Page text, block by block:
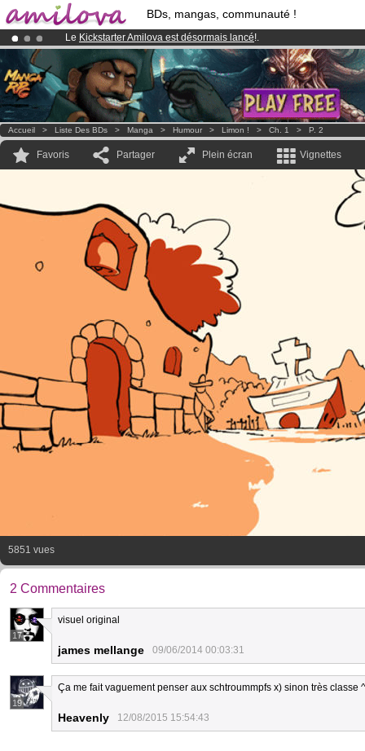
BDs, mangas, communauté !
Le Kickstarter Amilova est désormais lancé!.
Déjà 100000membreset 1000BDs & Mangas!
Abonnement premium: à partir de
3.95 eurospar mois !Clique ici
Accueil > Liste Des BDs > Manga > Humour > Limon ! > Ch. 1 > P. 2
Favoris Partager Plein écran Vignettes
5851 vues
2 Commentaires
17
visuel original
james mellange 09/06/2014 00:03:31
19
Ça me fait vaguement penser aux schtroummpfs x) sinon très classe
Heavenly 12/08/2015 15:54:43